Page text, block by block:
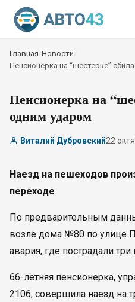
Главная Новости
Пенсионерка на “шестерке”
Пенсионерка на
одним ударом
Виталий Дубровский22
Наезд на пешеходов
переходе
По предварительным
возле дома №80 по улице
авария, где пострадали
66-летняя пенсионерка,
2106, совершила наезд на